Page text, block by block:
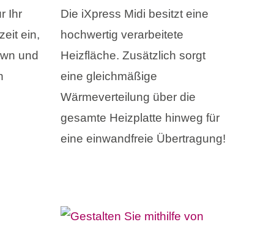
Ihr
ein,
und
Die iXpress Midi besitzt eine
hochwertig verarbeitete
Heizfläche. Zusätzlich sorgt
eine gleichmäßige
Wärmeverteilung über die
gesamte Heizplatte hinweg für
eine einwandfreie Übertragung!